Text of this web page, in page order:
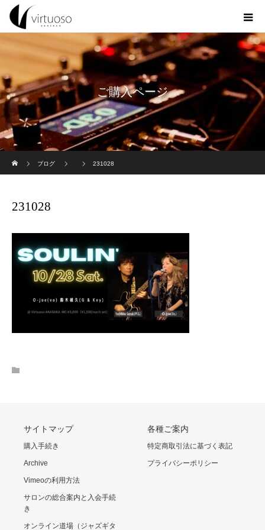
ご購入ページ
ブログ
231028
231028
サイトマップ
購入手続き
Archive
Vimeoの利用方法
サロンの総合案内と入会手続
き
オンライン道場（ジャズギタ
各種ご案内
特定商取引法に基づく表記
プライバシーポリシー